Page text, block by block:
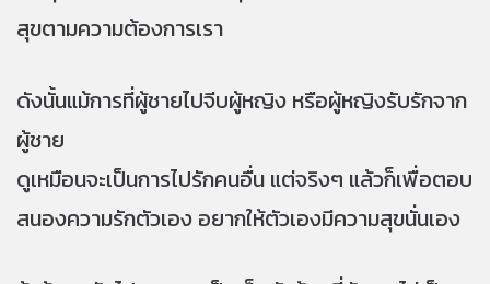
สุขตามความต้องการเรา
ดังนั้นแม้การที่ผู้ชายไปจีบผู้หญิง หรือผู้หญิงรับรักจาก
ผู้ชาย
ดูเหมือนจะเป็นการไปรักคนอื่น แต่จริงๆ แล้วก็เพื่อตอบ
สนองความรักตัวเอง อยากให้ตัวเองมีความสุขนั่นเอง